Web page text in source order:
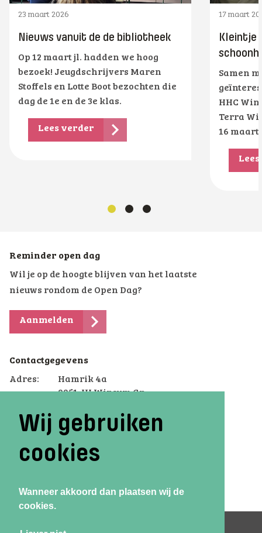
Wij gebruiken
cookies
Wanneer akkoord dan plaatsen wij de
cookies.
23 maart 2026
Nieuws vanuit de de bibliotheek
Op 12 maart jl. hadden we hoog
bezoek! Jeugdschrijvers Maren
Stoffels en Lotte Boot bezochten die
dag de 1e en de 3e klas.
Lees verder
17 maart
Kleintje
Samen
HHC
Terra
16 maart
Reminder open dag
Wil je op de hoogte blijven van het laatste
nieuws rondom de Open Dag?
Aanmelden
Contactgegevens
Adres:
Hamrik 4a
9951 JH Winsum Gn
Email:
winsum.voterra@dcterra.nl